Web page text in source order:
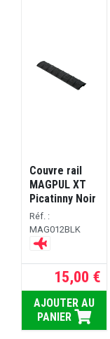
Couvre rail
MAGPUL XT
Picatinny Noir
Réf. :
MAG012BLK
15,00 €
AJOUTER AU
PANIER